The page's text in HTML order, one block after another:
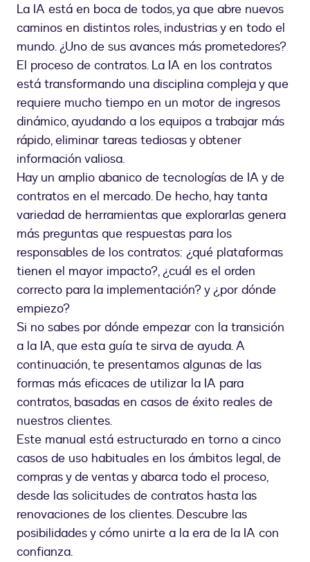
La IA está en boca de todos, ya que abre nuevos
caminos en distintos roles, industrias y en todo el
mundo. ¿Uno de sus avances más prometedores?
El proceso de contratos. La IA en los contratos
está transformando una disciplina compleja y que
requiere mucho tiempo en un motor de ingresos
dinámico, ayudando a los equipos a trabajar más
rápido, eliminar tareas tediosas y obtener
información valiosa.
Hay un amplio abanico de tecnologías de IA y de
contratos en el mercado. De hecho, hay tanta
variedad de herramientas que explorarlas genera
más preguntas que respuestas para los
responsables de los contratos: ¿qué plataformas
tienen el mayor impacto?, ¿cuál es el orden
correcto para la implementación? y ¿por dónde
empiezo?
Si no sabes por dónde empezar con la transición
a la IA, que esta guía te sirva de ayuda. A
continuación, te presentamos algunas de las
formas más eficaces de utilizar la IA para
contratos, basadas en casos de éxito reales de
nuestros clientes.
Este manual está estructurado en torno a cinco
casos de uso habituales en los ámbitos legal, de
compras y de ventas y abarca todo el proceso,
desde las solicitudes de contratos hasta las
renovaciones de los clientes. Descubre las
posibilidades y cómo unirte a la era de la IA con
confianza.